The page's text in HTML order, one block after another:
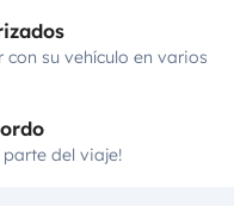
su vehículo en varios
parte del viaje!